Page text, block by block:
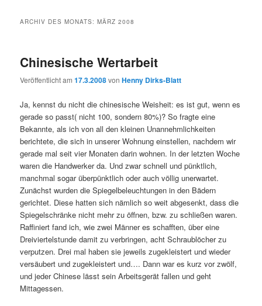
ARCHIV DES MONATS:MÄRZ 2008
Chinesische Wertarbeit
Veröffentlicht am17.3.2008vonHenny Dirks-Blatt
Ja, kennst du nicht die chinesische Weisheit: es ist gut, wenn es
gerade so passt( nicht 100, sondern 80%)? So fragte eine
Bekannte, als ich von all den kleinen Unannehmlichkeiten
berichtete, die sich in unserer Wohnung einstellen, nachdem wir
gerade mal seit vier Monaten darin wohnen. In der letzten Woche
waren die Handwerker da. Und zwar schnell und pünktlich,
manchmal sogar überpünktlich oder auch völlig unerwartet.
Zunächst wurden die Spiegelbeleuchtungen in den Bädern
gerichtet. Diese hatten sich nämlich so weit abgesenkt, dass die
Spiegelschränke nicht mehr zu öffnen, bzw. zu schließen waren.
Raffiniert fand ich, wie zwei Männer es schafften, über eine
Dreiviertelstunde damit zu verbringen, acht Schraublöcher zu
verputzen. Drei mal haben sie jeweils zugekleistert und wieder
versäubert und zugekleistert und…. Dann war es kurz vor zwölf,
und jeder Chinese lässt sein Arbeitsgerät fallen und geht
Mittagessen.